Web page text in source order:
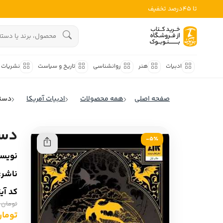
تا 45درصد تخفیف
ادبیات هنر روانشناسی تاریخ و سیاست نشریات
ادبیات ایران
ادبیات فرانسه
ادبیات ایتالیا
ادبیات روسیه
ادبیات آمریکای لاتین
ادبیات
صفحه اصلی همه محصولات ادبیات آمریکا
5٪-
کد
تومان 980,000
تومان